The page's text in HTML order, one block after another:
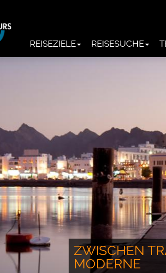
REISEZIELE REISESUCHE
ZWISCHEN
MODERNE